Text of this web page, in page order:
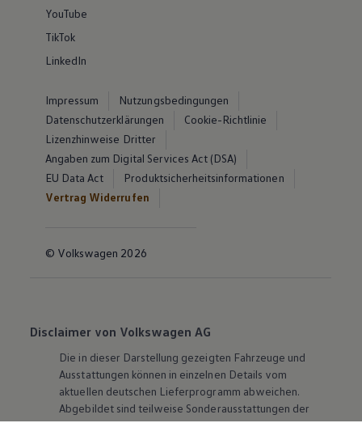
YouTube
TikTok
LinkedIn
Impressum
Nutzungsbedingungen
Datenschutzerklärungen
Cookie-Richtlinie
Lizenzhinweise Dritter
Angaben zum Digital Services Act (DSA)
EU Data Act
Produktsicherheitsinformationen
Vertrag Widerrufen
© Volkswagen 2026
Disclaimer von Volkswagen AG
Die in dieser Darstellung gezeigten Fahrzeuge und
Ausstattungen können in einzelnen Details vom
aktuellen deutschen Lieferprogramm abweichen.
Abgebildet sind teilweise Sonderausstattungen der
Fahrzeuge gegen Mehrpreis.